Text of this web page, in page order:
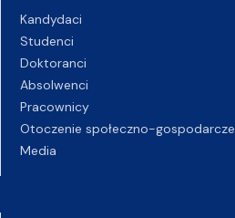
Kandydaci
Studenci
Doktoranci
Absolwenci
Pracownicy
Otoczenie społeczno-gospodarcze
Media